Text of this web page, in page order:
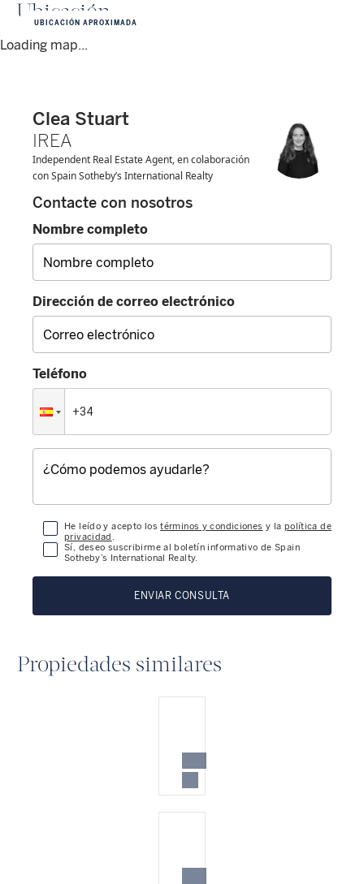
Ubicación
Loading map...
UBICACIÓN APROXIMADA
Clea Stuart
IREA
Independent Real Estate Agent, en colaboración
con Spain Sotheby’s International Realty
Contacte con nosotros
Nombre completo
Dirección de correo electrónico
Teléfono
He leído y acepto lostérminos y condiciones y la política de
privacidad .
Sí, deseo suscribirme al boletín informativo de Spain
Sotheby’s International Realty.
ENVIAR CONSULTA
Propiedades similares